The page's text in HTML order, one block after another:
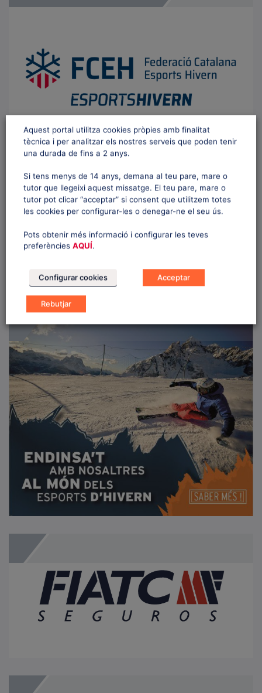
Aquest portal utilitza cookies pròpies amb finalitat
tècnica i per analitzar els nostres serveis que poden tenir
una durada de fins a 2 anys.
Si tens menys de 14 anys, demana al teu pare, mare o
tutor que llegeixi aquest missatge. El teu pare, mare o
tutor pot clicar “acceptar” si consent que utilitzem totes
les cookies per configurar-les o denegar-ne el seu ús.
Pots obtenir més informació i configurar les teves
preferències AQUÍ.
Configurar cookies Acceptar
Rebutjar